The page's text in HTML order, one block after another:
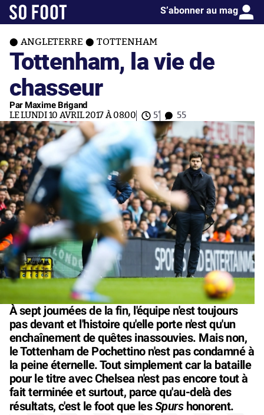
S’abonner au mag
ANGLETERRE TOTTENHAM
Tottenham, la vie de
chasseur
Par Maxime Brigand
LE LUNDI 10 AVRIL 2017 À 08:00 5' 55
À sept journées de la fin, l'équipe n'est toujours
pas devant et l'histoire qu'elle porte n'est qu'un
enchaînement de quêtes inassouvies. Mais non,
le Tottenham de Pochettino n'est pas condamné à
la peine éternelle. Tout simplement car la bataille
pour le titre avec Chelsea n'est pas encore tout à
fait terminée et surtout, parce qu'au-delà des
résultats, c'est le foot que lesSpurshonorent.